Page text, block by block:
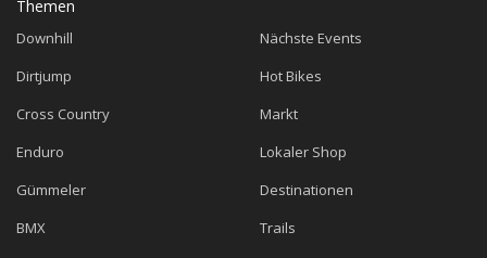
Themen
Downhill
Dirtjump
Cross Country
Enduro
Gümmeler
BMX
Nächste Events
Hot Bikes
Markt
Lokaler Shop
Destinationen
Trails